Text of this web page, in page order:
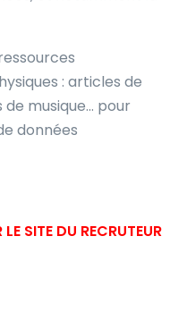
: articles de
musique… pour
données
SITE DU RECRUTEUR